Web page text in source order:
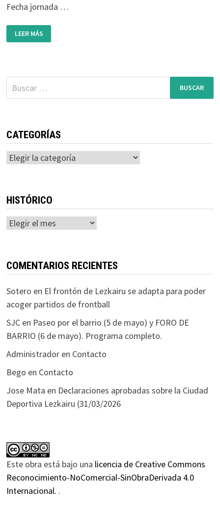
Fecha jornada …
JORNADA
PUERTAS
ABIERTAS
FEBRERO
LEER MÁS
Buscar:
CATEGORÍAS
Categorías
HISTÓRICO
Histórico
COMENTARIOS RECIENTES
Sotero en El frontón de Lezkairu se adapta para poder
acoger partidos de frontball
SJCen Paseo por el barrio (5 de mayo) y FORO DE
BARRIO (6 de mayo). Programa completo.
Administradoren Contacto
Bego en Contacto
Jose Mata en Declaraciones aprobadas sobre la Ciudad
Deportiva Lezkairu (31/03/2026
Este obra está bajo una licencia de Creative Commons
Reconocimiento-NoComercial-SinObraDerivada 4.0
Internacional. .